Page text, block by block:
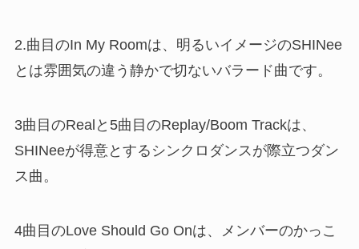
2.曲目のIn My Roomは、明るいイメージのSHINee
とは雰囲気の違う静かで切ないバラード曲です。
3曲目のRealと5曲目のReplay/Boom Trackは、
SHINeeが得意とするシンクロダンスが際立つダン
ス曲。
4曲目のLove Should Go Onは、メンバーのかっこ